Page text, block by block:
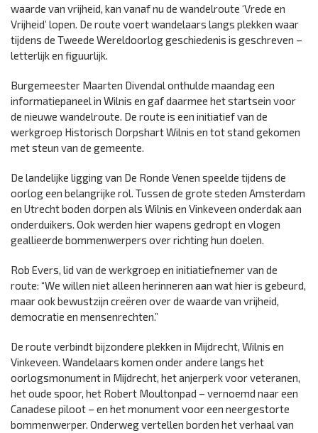
waarde van vrijheid, kan vanaf nu de wandelroute ‘Vrede en
Vrijheid’ lopen. De route voert wandelaars langs plekken waar
tijdens de Tweede Wereldoorlog geschiedenis is geschreven –
letterlijk en figuurlijk.
Burgemeester Maarten Divendal onthulde maandag een
informatiepaneel in Wilnis en gaf daarmee het startsein voor
de nieuwe wandelroute. De route is een initiatief van de
werkgroep Historisch Dorpshart Wilnis en tot stand gekomen
met steun van de gemeente.
De landelijke ligging van De Ronde Venen speelde tijdens de
oorlog een belangrijke rol. Tussen de grote steden Amsterdam
en Utrecht boden dorpen als Wilnis en Vinkeveen onderdak aan
onderduikers. Ook werden hier wapens gedropt en vlogen
geallieerde bommenwerpers over richting hun doelen.
Rob Evers, lid van de werkgroep en initiatiefnemer van de
route: “We willen niet alleen herinneren aan wat hier is gebeurd,
maar ook bewustzijn creëren over de waarde van vrijheid,
democratie en mensenrechten.”
De route verbindt bijzondere plekken in Mijdrecht, Wilnis en
Vinkeveen. Wandelaars komen onder andere langs het
oorlogsmonument in Mijdrecht, het anjerperk voor veteranen,
het oude spoor, het Robert Moultonpad – vernoemd naar een
Canadese piloot – en het monument voor een neergestorte
bommenwerper. Onderweg vertellen borden het verhaal van